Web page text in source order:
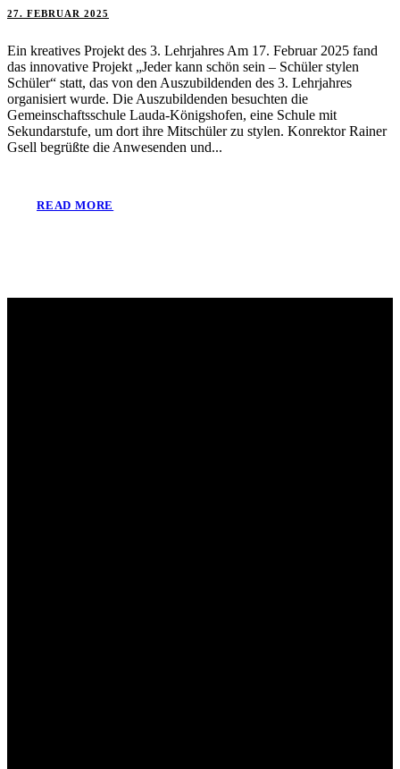
27. FEBRUAR 2025
Ein kreatives Projekt des 3. Lehrjahres Am 17. Februar 2025 fand
das innovative Projekt „Jeder kann schön sein – Schüler stylen
Schüler“ statt, das von den Auszubildenden des 3. Lehrjahres
organisiert wurde. Die Auszubildenden besuchten die
Gemeinschaftsschule Lauda-Königshofen, eine Schule mit
Sekundarstufe, um dort ihre Mitschüler zu stylen. Konrektor Rainer
Gsell begrüßte die Anwesenden und...
READ MORE